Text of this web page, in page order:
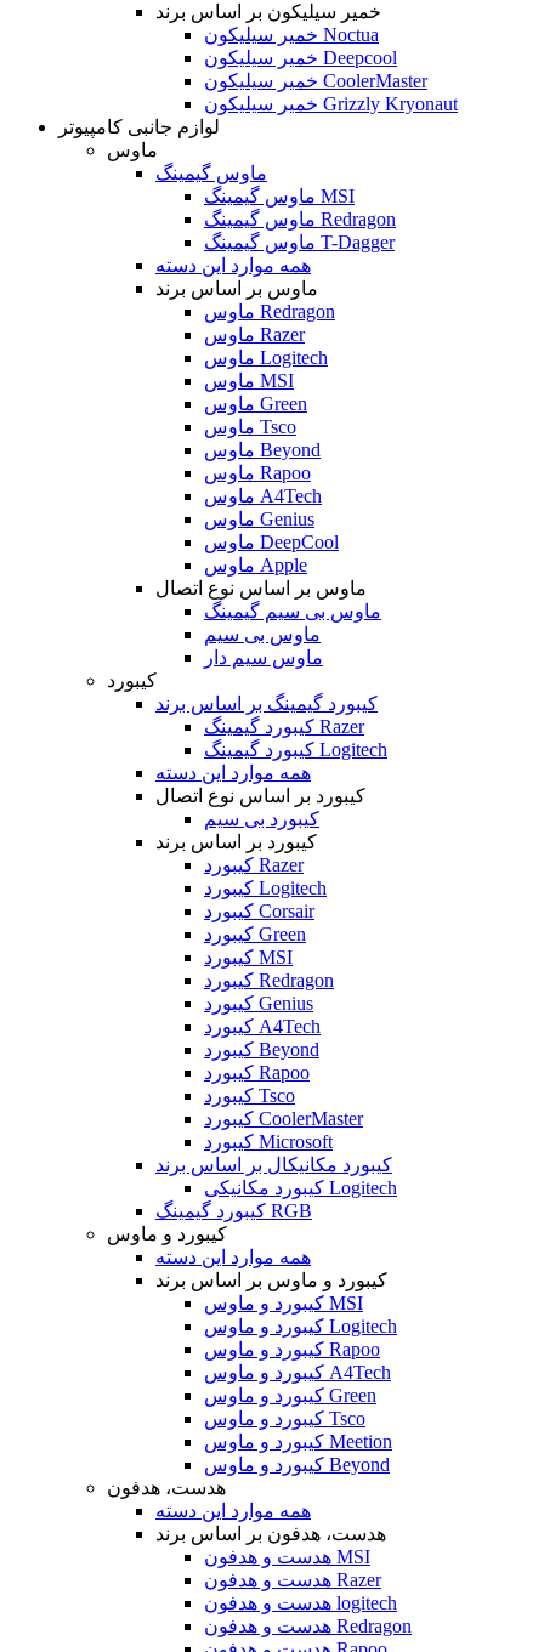
خمیر سیلیکون بر اساس برند
خمیر سیلیکون Noctua
خمیر سیلیکون Deepcool
خمیر سیلیکون CoolerMaster
خمیر سیلیکون Grizzly Kryonaut
لوازم جانبی کامپیوتر
ماوس
ماوس گیمینگ
ماوس گیمینگ MSI
ماوس گیمینگ Redragon
ماوس گیمینگ T-Dagger
همه موارد این دسته
ماوس بر اساس برند
ماوس Redragon
ماوس Razer
ماوس Logitech
ماوس MSI
ماوس Green
ماوس Tsco
ماوس Beyond
ماوس Rapoo
ماوس A4Tech
ماوس Genius
ماوس DeepCool
ماوس Apple
ماوس بر اساس نوع اتصال
ماوس بی سیم گیمینگ
ماوس بی سیم
ماوس سیم دار
کیبورد
کیبورد گیمینگ بر اساس برند
کیبورد گیمینگ Razer
کیبورد گیمینگ Logitech
همه موارد این دسته
کیبورد بر اساس نوع اتصال
کیبورد بی سیم
کیبورد بر اساس برند
کیبورد Razer
کیبورد Logitech
کیبورد Corsair
کیبورد Green
کیبورد MSI
کیبورد Redragon
کیبورد Genius
کیبورد A4Tech
کیبورد Beyond
کیبورد Rapoo
کیبورد Tsco
کیبورد CoolerMaster
کیبورد Microsoft
کیبورد مکانیکال بر اساس برند
کیبورد مکانیکی Logitech
کیبورد گیمینگ RGB
کیبورد و ماوس
همه موارد این دسته
کیبورد و ماوس بر اساس برند
کیبورد و ماوس MSI
کیبورد و ماوس Logitech
کیبورد و ماوس Rapoo
کیبورد و ماوس A4Tech
کیبورد و ماوس Green
کیبورد و ماوس Tsco
کیبورد و ماوس Meetion
کیبورد و ماوس Beyond
هدست، هدفون
همه موارد این دسته
هدست، هدفون بر اساس برند
هدست و هدفون MSI
هدست و هدفون Razer
هدست و هدفون logitech
هدست و هدفون Redragon